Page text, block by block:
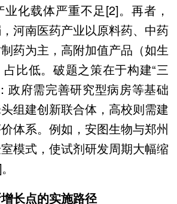
化载体严重不足[2]。再者，
河南医药产业以原料药、中药
药为主，高附加值产品（如生
比低。破题之策在于构建“三
政府需完善研究型病房等基础
组建创新联合体，高校则需建
体系。例如，安图生物与郑州
模式，使试剂研发周期大幅缩
长点的实施路径